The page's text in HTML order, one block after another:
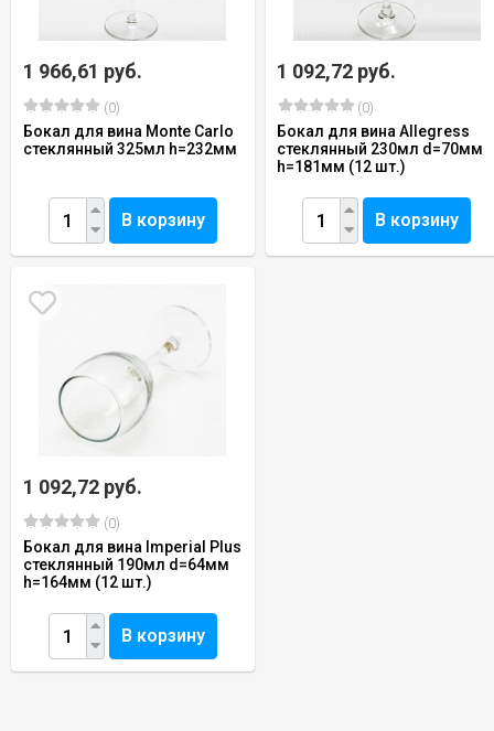
1 966,61 руб.
(0)
Бокал для вина Monte Carlo
стеклянный 325мл h=232мм
В корзину
1 092,72 руб.
(0)
Бокал для вина Allegress
стеклянный 230мл d=70мм
h=181мм (12 шт.)
В корзину
1 092,72 руб.
(0)
Бокал для вина Imperial Plus
стеклянный 190мл d=64мм
h=164мм (12 шт.)
В корзину